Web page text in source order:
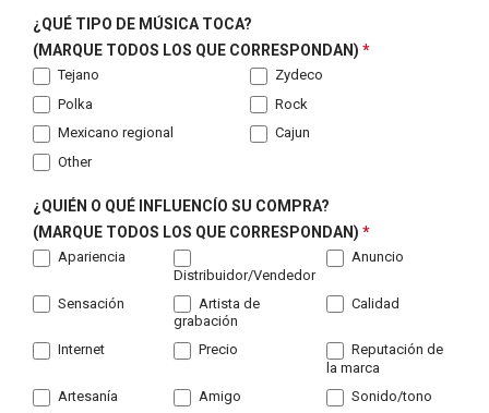
¿QUÉ TIPO DE MÚSICA TOCA?
(MARQUE TODOS LOS QUE CORRESPONDAN) *
Tejano
Zydeco
Polka
Rock
Mexicano regional
Cajun
Other
¿QUIÉN O QUÉ INFLUENCÍO SU COMPRA?
(MARQUE TODOS LOS QUE CORRESPONDAN) *
Apariencia
Distribuidor/Vendedor
Anuncio
Sensación
Artista de
grabación
Calidad
Internet Precio
Reputación de
la marca
Artesanía
Amigo
Sonido/tono